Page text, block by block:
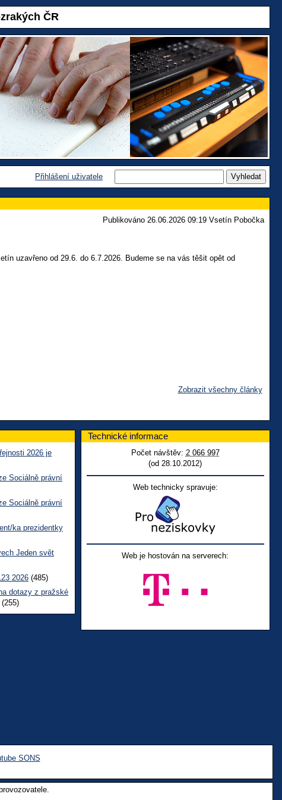
ČR
Přihlášení uživatele
Publikováno 26.06.2026 09:19 Vsetín Pobočka
uzavřeno od 29.6. do 6.7.2026. Budeme se na vás těšit opět od
Zobrazit všechny články
2026 je
Sociálně právní
Sociálně právní
ka prezidentky
Jeden svět
2026 (485)
dotazy z pražské
(255)
Technické informace
Počet návštěv: 2 066 997
(od 28.10.2012)
Web technicky spravuje:
Web je hostován na serverech:
SONS